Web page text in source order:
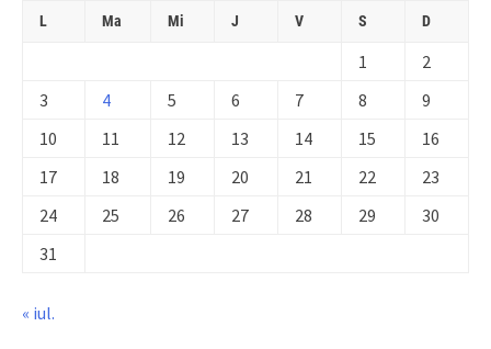
L Ma Mi J V S D
1
2
3
4 5 6 7 8
9
10
11 12 13 14 15
16
17
18 19 20 21 22
23
24
25 26 27 28 29
30
31
« iul.